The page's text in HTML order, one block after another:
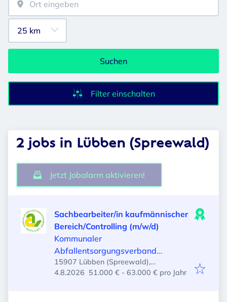
Suchen
Filter einschalten
2 jobs in Lübben (Spreewald)
Jetzt Jobalarm aktivieren!
Sachbearbeiter/in kaufmännischer
Bereich/Controlling (m/w/d)
Kommunaler
Abfallentsorgungsverband
Niederlausitz
15907 Lübben (Spreewald),
Deutschland
Veröffentlicht:
4.8.2026 51.000 € - 63.000 € pro Jahr